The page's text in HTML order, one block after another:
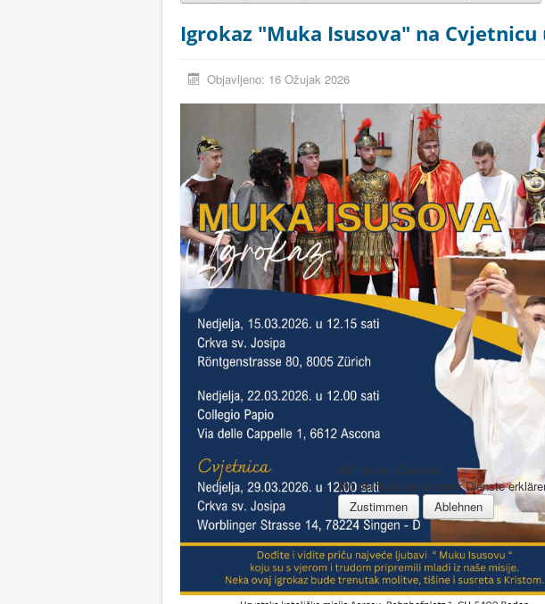
Igrokaz "Muka Isusova" na Cvjetnicu
Objavljeno: 16 Ožujak 2026
Wir nutzen Cookies
Mit der Nutzung unserer Dienste
Zustimmen
Ablehnen